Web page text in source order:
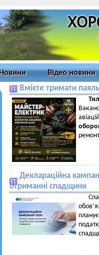
Новини Відео новини
Вмієте тримати
Деклараційна
отриманні спадщини